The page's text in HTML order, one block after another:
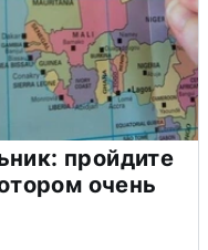
пройдите
очень